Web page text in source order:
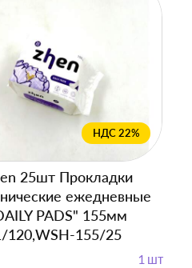
НДС 22%
25шт Прокладки
ежедневные
PADS" 155мм
120,WSH-155/25
1 шт